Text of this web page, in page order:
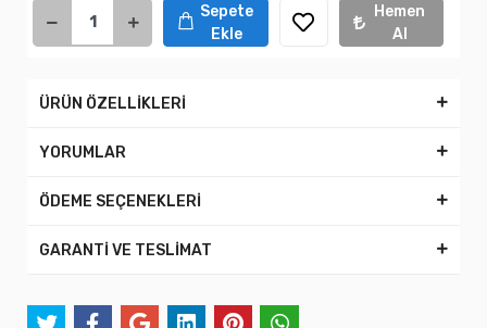
Sepete
Ekle
Hemen
Al
ÜRÜN ÖZELLİKLERİ
YORUMLAR
ÖDEME SEÇENEKLERİ
GARANTİ VE TESLİMAT